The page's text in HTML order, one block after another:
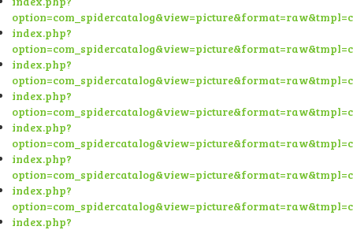
index.php?
index.php?
index.php?
index.php?
index.php?
index.php?
index.php?